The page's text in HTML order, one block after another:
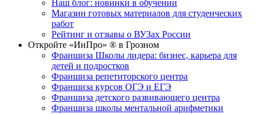
Наш блог: новинки в обучении
Магазин готовых материалов для студенческих
работ
Рейтинг и отзывы о ВУЗах России
Откройте «ИнПро» ® в Грозном
Франшиза Школы лидера: бизнес, карьера для
детей и подростков
Франшиза репетиторского центра
Франшиза курсов ОГЭ и ЕГЭ
Франшиза детского развивающего центра
Франшиза школы ментальной арифметики